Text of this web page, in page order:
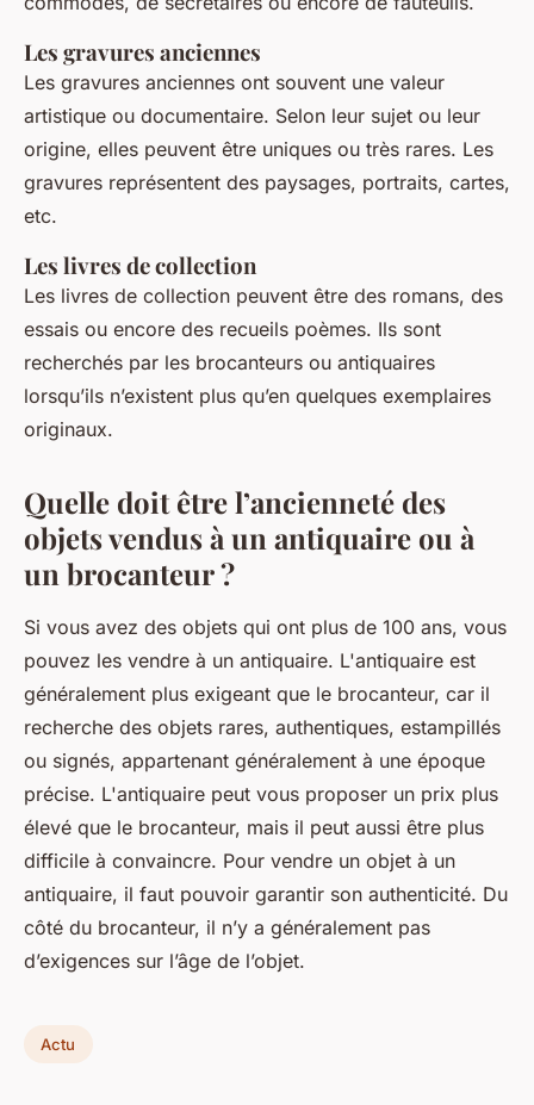
Les gravures anciennes
Les gravures anciennes ont souvent une valeur
artistique ou documentaire. Selon leur sujet ou leur
origine, elles peuvent être uniques ou très rares. Les
gravures représentent des paysages, portraits, cartes,
etc.
Les livres de collection
Les livres de collection peuvent être des romans, des
essais ou encore des recueils poèmes. Ils sont
recherchés par les brocanteurs ou antiquaires
lorsqu’ils n’existent plus qu’en quelques exemplaires
originaux.
Quelle doit être l’ancienneté des
objets vendus à un antiquaire ou à
un brocanteur ?
Si vous avez des objets qui ont plus de 100 ans, vous
pouvez les vendre à un antiquaire. L'antiquaire est
généralement plus exigeant que le brocanteur, car il
recherche des objets rares, authentiques, estampillés
ou signés, appartenant généralement à une époque
précise. L'antiquaire peut vous proposer un prix plus
élevé que le brocanteur, mais il peut aussi être plus
difficile à convaincre. Pour vendre un objet à un
antiquaire, il faut pouvoir garantir son authenticité. Du
côté du brocanteur, il n’y a généralement pas
d’exigences sur l’âge de l’objet.
Actu